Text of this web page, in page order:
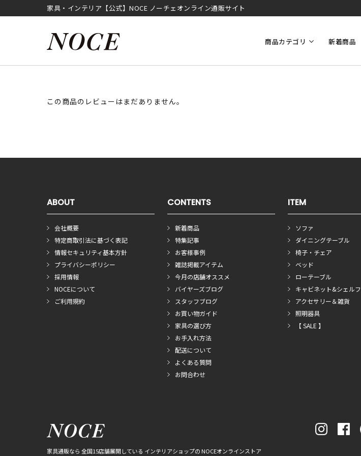
家具・インテリア【公式】NOCE ノーチェオンライン通販サイト
商品カテゴリ 新着商品
この商品のレビューはまだありません。
ABOUT
会社概要
特定商取引法に基づく表記
情報セキュリティ基本方針
プライバシーポリシー
採用情報
NOCEについて
ご利用規約
CONTENTS
新着商品
特集記事
お客様事例
雑誌掲載アイテム
今月の店舗オススメ
バイヤーズブログ
スタッフブログ
お買い物ガイド
家具の選び方
お手入れ方法
配送について
よくある質問
お問合わせ
ITEM
ソファ
ダイニングテーブル
椅子・チェア
ベッド
ローテーブル
キャビネット&シェルフ
アクセサリー＆雑貨
照明器具
【 SALE 】
家具通販なら 全国15店舗展開している インテリアショップの NOCEオンラインストア